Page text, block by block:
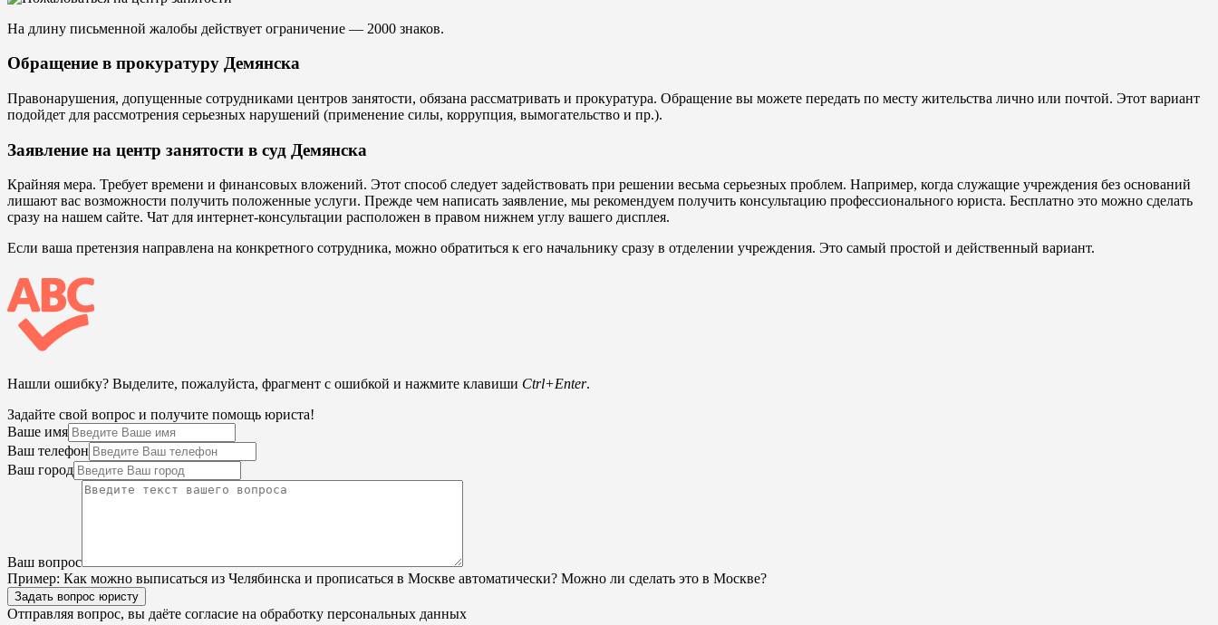
На длину письменной жалобы действует ограничение — 2000 знаков.
Обращение в прокуратуру Демянска
Правонарушения, допущенные сотрудниками центров занятости, обязана рассматривать и прокуратура. Обращение вы можете передать по месту жительства лично или почтой. Этот вариант
подойдет для рассмотрения серьезных нарушений (применение силы, коррупция, вымогательство и пр.).
Заявление на центр занятости в суд Демянска
Крайняя мера. Требует времени и финансовых вложений. Этот способ следует задействовать при решении весьма серьезных проблем. Например, когда служащие учреждения без оснований
лишают вас возможности получить положенные услуги. Прежде чем написать заявление, мы рекомендуем получить консультацию профессионального юриста. Бесплатно это можно сделать
сразу на нашем сайте. Чат для интернет-консультации расположен в правом нижнем углу вашего дисплея.
Если ваша претензия направлена на конкретного сотрудника, можно обратиться к его начальнику сразу в отделении учреждения. Это самый простой и действенный вариант.
Нашли ошибку? Выделите, пожалуйста, фрагмент с ошибкой и нажмите клавиши Ctrl+Enter.
Задайте свой вопрос и получите помощь юриста!
Ваше имя
Ваш телефон
Ваш город
Ваш вопрос
Пример: Как можно выписаться из Челябинска и прописаться в Москве автоматически? Можно ли сделать это в Москве?
Задать вопрос юристу
Отправляя вопрос, вы даёте согласие на обработку персональных данных